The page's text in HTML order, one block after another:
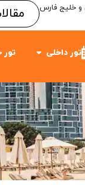
و خلیج فارس
تور داخلی تور
Item #3